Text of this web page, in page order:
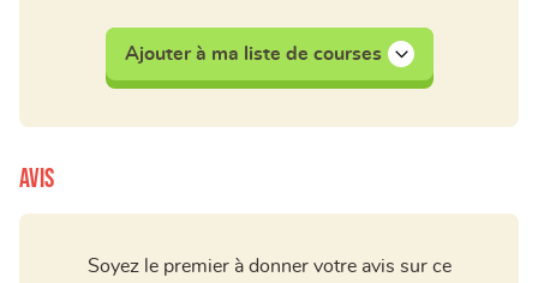
Ajouter à ma liste de courses
Avis
Soyez le premier à donner votre avis sur ce